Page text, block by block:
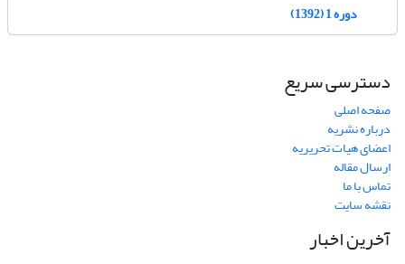
دوره 1 (1392)
دسترسی سریع
صفحه اصلی
درباره نشریه
اعضای هیات تحریریه
ارسال مقاله
تماس با ما
نقشه سایت
آخرین اخبار